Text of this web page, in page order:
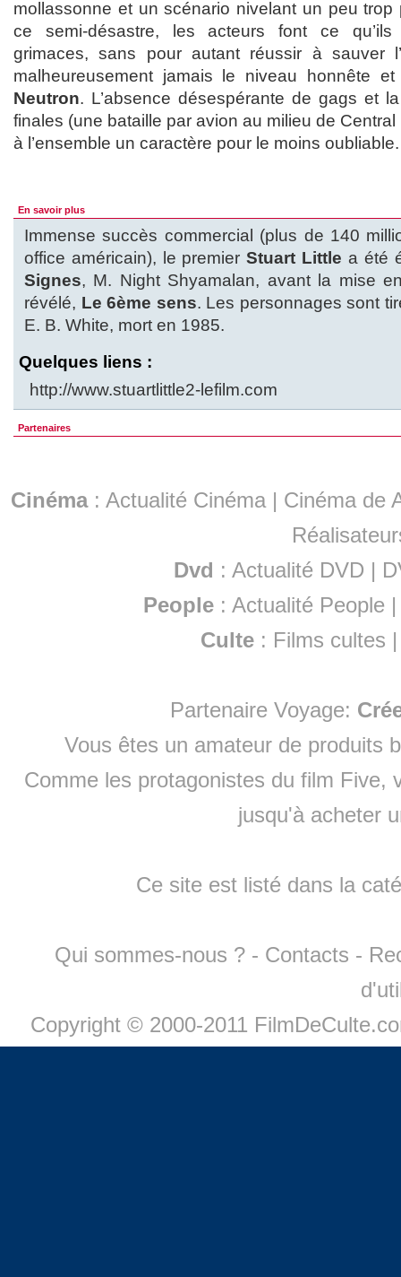
mollassonne et un scénario nivelant un peu
ce semi-désastre, les acteurs font ce
grimaces, sans pour autant réussir à sauver
malheureusement jamais le niveau honnête
Neutron. L’absence désespérante de gags et
finales (une bataille par avion au milieu de
à l’ensemble un caractère pour le moins oubliable.
En savoir plus
Immense succès commercial (plus de 140
office américain), le premierStuart Little a été
Signes, M. Night Shyamalan, avant la mise
révélé, Le 6ème sens. Les personnages sont
E. B. White, mort en 1985.
Quelques liens :
http://www.stuartlittle2-lefilm.com
Partenaires
Cinéma: Actualité Cinéma | Cinéma de
Dvd : Actualité DVD |
People :Actualité People
Culte : Films cultes
Partenaire Voyage:
Vous êtes un amateur de produits
Comme les protagonistes du film Five,
jusqu'à acheter
Ce site est listé dans la
Qui sommes-nous ? - Contacts -
Copyright © 2000-2011